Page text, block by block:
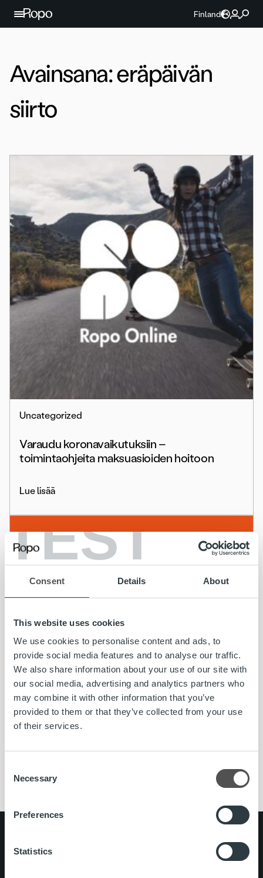
TEST
Consent Details About
This website uses cookies
We use cookies to personalise content and ads, to
provide social media features and to analyse our traffic.
We also share information about your use of our site with
our social media, advertising and analytics partners who
may combine it with other information that you’ve
provided to them or that they’ve collected from your use
of their services.
Selection
Necessary
Preferences
Statistics
Jatka sisältöön
Finland
Avainsana:eräpäivän
siirto
Uncategorized
Varaudu koronavaikutuksiin –
toimintaohjeita maksuasioiden hoitoon
Lue lisää
Uncategorized
Ropo on valmistautunut koronavirukseen –
palveluvarmuudesta huolehditaan
poikkeustilanteessakin
Lue lisää